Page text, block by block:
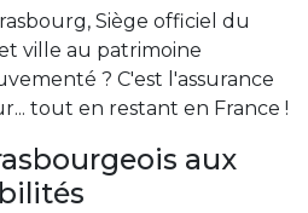
Siège officiel du
ville au patrimoine
? C'est l'assurance
tout en restant en France !
aux